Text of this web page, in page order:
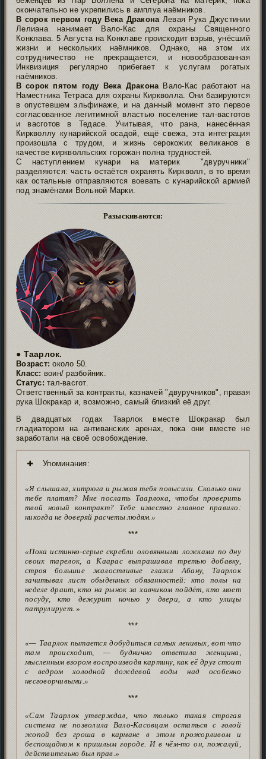
окончательно не укрепились в амплуа наёмников.
В сорок первом году Века ДраконаЛевая Рука Джустинии
Лелиана нанимает Вало-Кас для охраны Священного
Конклава. 5 Августа на Конклаве происходит взрыв, унёсший
жизни и нескольких наёмников. Однако, на этом их
сотрудничество не прекращается, и новообразованная
Инквизиция регулярно прибегает к услугам рогатых
наёмников.
В сорок пятом году Века ДраконаВало-Кас работают на
Наместника Тетраса для охраны Киркволла. Они базируются
в опустевшем эльфинаже, и на данный момент это первое
согласованное легитимной властью поселение тал-васготов
и васготов в Тедасе. Учитывая, что рана, нанесённая
Киркволлу кунарийской осадой, ещё свежа, эта интеграция
произошла с трудом, и жизнь серокожих великанов в
качестве киркволльских горожан полна трудностей.
С наступлением кунари на материк "двуручники"
разделяются: часть остаётся охранять Киркволл, в то время
как остальные отправляются воевать с кунарийской армией
под знамёнами Вольной Марки.
Разыскиваются:
● Таарлок.
Возраст: около 50.
Класс: воин/ разбойник.
Статус:тал-васгот.
Ответственный за контракты, казначей "двуручников", правая
рука Шокракар и, возможно, самый близкий её друг.
В двадцатых годах Таарлок вместе Шокракар был
гладиатором на антиванских аренах, пока они вместе не
заработали на своё освобождение.
Упоминания:
«Я слышала, хитрюга и рыжая тебя повысили. Сколько они
тебе платят? Мне послать Таарлока, чтобы проверить
твой новый контракт? Тебе известно главное правило:
никогда не доверяй расчеты людям.»
***
«Пока истинно-серые скребли оловянными ложками по дну
своих тарелок, а Каарас выпрашивал третью добавку,
строя большие жалостливые глазки Абану, Таарлок
зачитывал лист обыденных обязанностей: кто полы на
неделе драит, кто на рынок за хавчиком пойдёт, кто моет
посуду, кто дежурит ночью у двери, а кто улицы
патрулирует. »
***
«— Таарлок пытается добудиться самых ленивых, вот что
там происходит, — буднично ответила женщина,
мысленным взором воспроизводя картину, как её друг стоит
с ведром холодной дождевой воды над особенно
несговорчивыми.»
***
«Сам Таарлок утверждал, что только такая строгая
система не позволила Вало-Касовцам остаться с голой
жопой без гроша в кармане в этом прожорливом и
беспощадном к пришлым городе. И в чём-то он, пожалуй,
действительно был прав.»